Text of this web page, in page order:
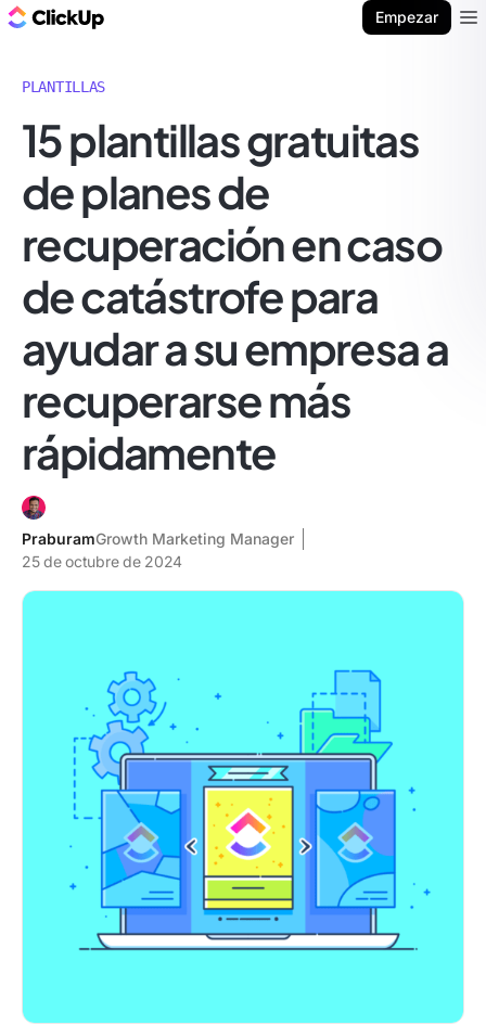
Empezar
PLANTILLAS
15 plantillas gratuitas
de planes de
recuperación en caso
de catástrofe para
ayudar a su empresa a
recuperarse más
rápidamente
PraburamGrowth Marketing Manager
25 de octubre de 2024